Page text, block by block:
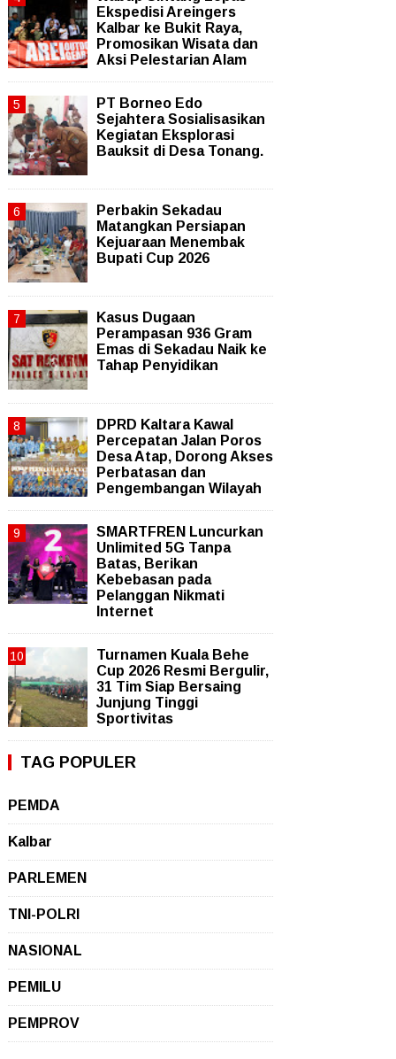
Ekspedisi Areingers
Kalbar ke Bukit Raya,
Promosikan Wisata dan
Aksi Pelestarian Alam
PT Borneo Edo
Sejahtera Sosialisasikan
Kegiatan Eksplorasi
Bauksit di Desa Tonang.
Perbakin Sekadau
Matangkan Persiapan
Kejuaraan Menembak
Bupati Cup 2026
Kasus Dugaan
Perampasan 936 Gram
Emas di Sekadau Naik ke
Tahap Penyidikan
DPRD Kaltara Kawal
Percepatan Jalan Poros
Desa Atap, Dorong Akses
Perbatasan dan
Pengembangan Wilayah
SMARTFREN Luncurkan
Unlimited 5G Tanpa
Batas, Berikan
Kebebasan pada
Pelanggan Nikmati
Internet
Turnamen Kuala Behe
Cup 2026 Resmi Bergulir,
31 Tim Siap Bersaing
Junjung Tinggi
Sportivitas
TAG POPULER
PEMDA
Kalbar
PARLEMEN
TNI-POLRI
NASIONAL
PEMILU
PEMPROV